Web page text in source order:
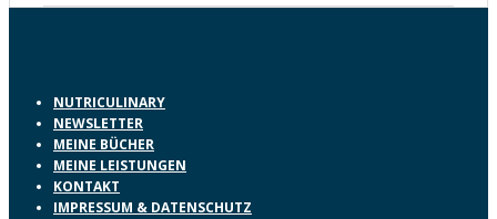
NUTRICULINARY
NEWSLETTER
MEINE BÜCHER
MEINE LEISTUNGEN
KONTAKT
IMPRESSUM & DATENSCHUTZ